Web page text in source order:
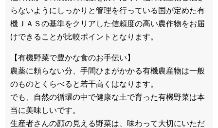
らないようにしっかりと管理を行っている国が定めた有
機ＪＡＳの基準をクリアした信頼度の高い農作物をお届
けできることが比較ポイントとなります。
【有機野菜で豊かな食のお手伝い】
農薬に頼らない分、手間ひまがかかる有機農産物は一般
のものとくらべると若干高くはなります。
でも、自然の循環の中で健康な土で育った有機野菜は本
当に美味しいです。
生産者さんの顔の見える野菜は、味わって大切にいただ